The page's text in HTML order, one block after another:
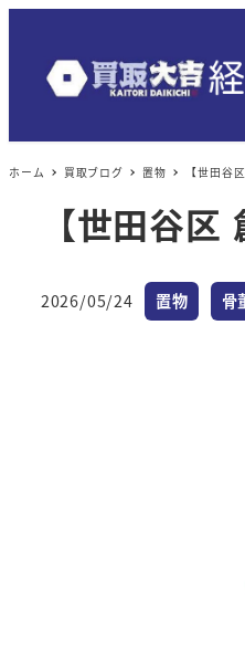
ホーム 買取ブログ 置物 【世田谷
【世田谷
投稿日
2026/05/24 カテゴリー
置物 カ
骨